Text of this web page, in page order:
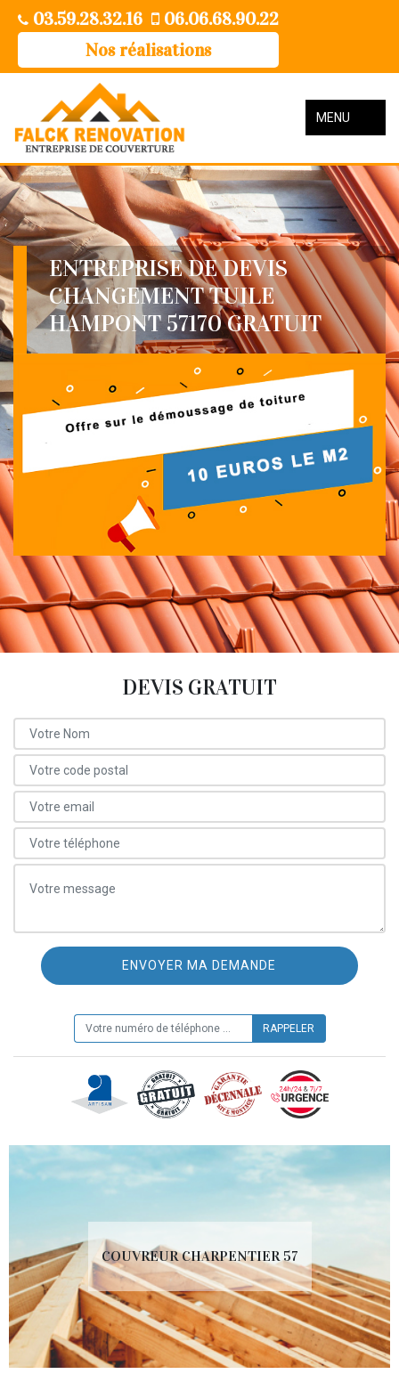
03.59.28.32.16
06.06.68.90.22
Nos réalisations
MENU
ENTREPRISE DE DEVIS
CHANGEMENT TUILE
HAMPONT 57170 GRATUIT
DEVIS GRATUIT
COUVREUR CHARPENTIER 57